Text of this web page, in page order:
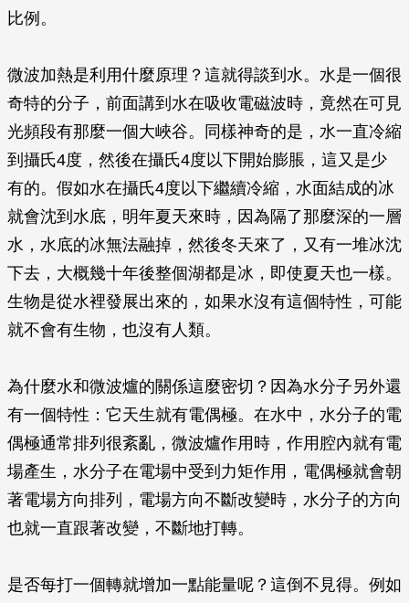
比例。
微波加熱是利用什麼原理？這就得談到水。水是一個很
奇特的分子，前面講到水在吸收電磁波時，竟然在可見
光頻段有那麼一個大峽谷。同樣神奇的是，水一直冷縮
到攝氏4度，然後在攝氏4度以下開始膨脹，這又是少
有的。假如水在攝氏4度以下繼續冷縮，水面結成的冰
就會沈到水底，明年夏天來時，因為隔了那麼深的一層
水，水底的冰無法融掉，然後冬天來了，又有一堆冰沈
下去，大概幾十年後整個湖都是冰，即使夏天也一樣。
生物是從水裡發展出來的，如果水沒有這個特性，可能
就不會有生物，也沒有人類。
為什麼水和微波爐的關係這麼密切？因為水分子另外還
有一個特性：它天生就有電偶極。在水中，水分子的電
偶極通常排列很紊亂，微波爐作用時，作用腔內就有電
場產生，水分子在電場中受到力矩作用，電偶極就會朝
著電場方向排列，電場方向不斷改變時，水分子的方向
也就一直跟著改變，不斷地打轉。
是否每打一個轉就增加一點能量呢？這倒不見得。例如